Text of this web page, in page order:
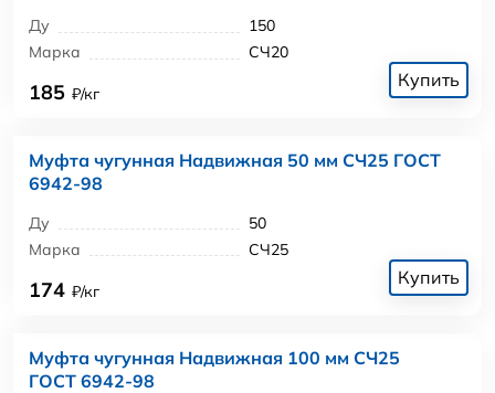
Ду
150
Марка
СЧ20
185 ₽/кг
Купить
Муфта чугунная Надвижная 50 мм СЧ25 ГОСТ
6942-98
Ду
50
Марка
СЧ25
174 ₽/кг
Купить
Муфта чугунная Надвижная 100 мм СЧ25
ГОСТ 6942-98